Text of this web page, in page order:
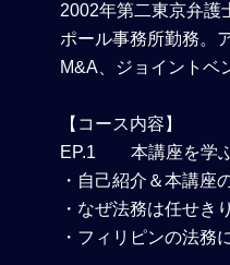
2002年第二東京弁護
ポール事務所勤務。
M&A、ジョイントベ
【コース内容】
EP.1 本講座を学ぶ
・自己紹介＆本講座
・なぜ法務は任せき
・フィリピンの法務